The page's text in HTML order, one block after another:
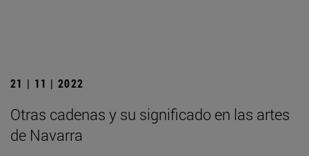
21 | 11 | 2022
Otras cadenas y su significado en las artes
de Navarra